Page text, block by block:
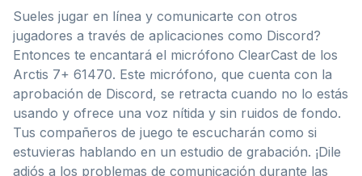
Sueles jugar en línea y comunicarte con otros
jugadores a través de aplicaciones como Discord?
Entonces te encantará el micrófono ClearCast de los
Arctis 7+ 61470. Este micrófono, que cuenta con la
aprobación de Discord, se retracta cuando no lo estás
usando y ofrece una voz nítida y sin ruidos de fondo.
Tus compañeros de juego te escucharán como si
estuvieras hablando en un estudio de grabación. ¡Dile
adiós a los problemas de comunicación durante las